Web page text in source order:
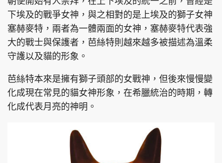
下埃及的戰爭女神，與之相對的是上埃及的獅子女神
塞赫麥特，兩者為一體兩面的女神，塞赫麥特代表強
大的戰士與保護者，芭絲特則越來越多被描述為溫柔
守護以及貓的形象。
芭絲特本來是擁有獅子頭部的女戰神，但後來慢慢變
化成現在常見的貓女神形象，在希臘統治的時期，轉
化成代表月亮的神明。